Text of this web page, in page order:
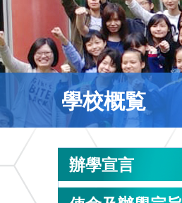
學校概覧
辦學宣言